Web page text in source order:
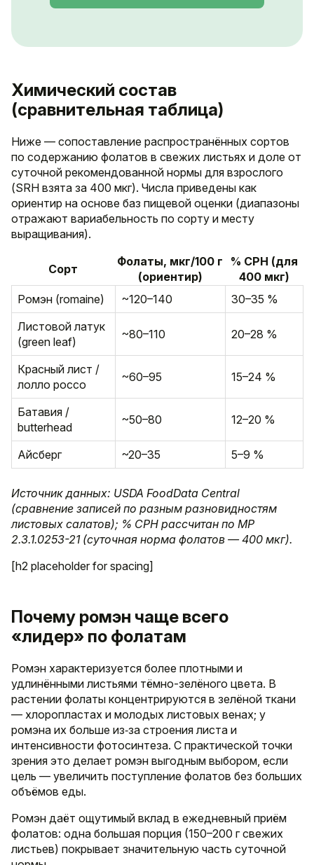
Химический состав
(сравнительная таблица)
Ниже — сопоставление распространённых сортов
по содержанию фолатов в свежих листьях и доле от
суточной рекомендованной нормы для взрослого
(SRН взята за 400 мкг). Числа приведены как
ориентир на основе баз пищевой оценки (диапазоны
отражают вариабельность по сорту и месту
выращивания).
Сорт
Фолаты, мкг/100 г
(ориентир)
% СРН (для
400 мкг)
Ромэн (romaine)
~120–140
30–35 %
Листовой латук
(green leaf)
~80–110 20–28 %
Красный лист /
лолло россо
~60–95 15–24 %
Батавия /
butterhead
~50–80 12–20 %
Aйсберг ~20–35 5–9 %
Источник данных: USDA FoodData Central
(сравнение записей по разным разновидностям
листовых салатов); % СРН рассчитан по МР
2.3.1.0253-21 (суточная норма фолатов — 400 мкг).
[h2 placeholder for spacing]
Почему ромэн чаще всего
«лидер» по фолатам
Ромэн характеризуется более плотными и
удлинёнными листьями тёмно-зелёного цвета. В
растении фолаты концентрируются в зелёной ткани
— хлоропластах и молодых листовых венах; у
ромэна их больше из‑за строения листа и
интенсивности фотосинтеза. С практической точки
зрения это делает ромэн выгодным выбором, если
цель — увеличить поступление фолатов без больших
объёмов еды.
Ромэн даёт ощутимый вклад в ежедневный приём
фолатов: одна большая порция (150–200 г свежих
листьев) покрывает значительную часть суточной